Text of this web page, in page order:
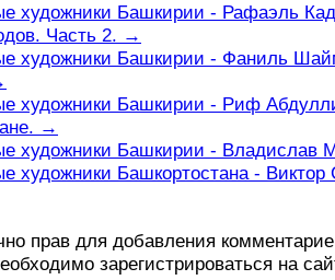
художники Башкирии - Рафаэль
Часть 2. →
художники Башкирии - Фаниль
художники Башкирии - Риф
→
художники Башкирии - Владислав
художники Башкортостана -
прав для добавления
зарегистрироваться на